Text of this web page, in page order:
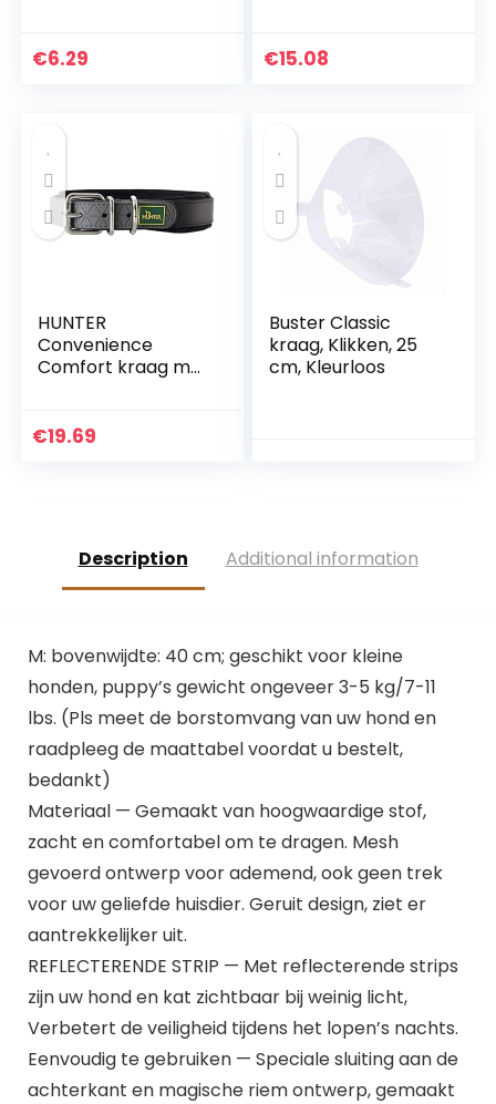
katten
€6.29
aangepaste 4FT
– verstelbare
halsband voor
kleine middelgrote
grote honden,
Bohemia Daisy
€15.08
HUNTER
Convenience
Comfort kraag met
€19.69
Buster Classic
kraag, Klikken, 25
cm, Kleurloos
Description Additional information
M: bovenwijdte: 40 cm; geschikt voor kleine
honden, puppy’s gewicht ongeveer 3-5 kg/7-11
lbs. (Pls meet de borstomvang van uw hond en
raadpleeg de maattabel voordat u bestelt,
bedankt)
Materiaal — Gemaakt van hoogwaardige stof,
zacht en comfortabel om te dragen. Mesh
gevoerd ontwerp voor ademend, ook geen trek
voor uw geliefde huisdier. Geruit design, ziet er
aantrekkelijker uit.
REFLECTERENDE STRIP — Met reflecterende strips
zijn uw hond en kat zichtbaar bij weinig licht,
Verbetert de veiligheid tijdens het lopen’s nachts.
Eenvoudig te gebruiken — Speciale sluiting aan de
achterkant en magische riem ontwerp, gemaakt